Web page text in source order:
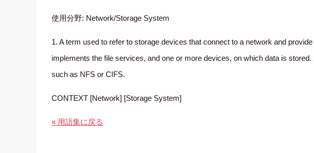
使用分野: Network/Storage System
1. A term used to refer to storage devices that connect to a network and
implements the file services, and one or more devices, on which data is
such as NFS or CIFS.
CONTEXT [Network] [Storage System]
« 用語集に戻る